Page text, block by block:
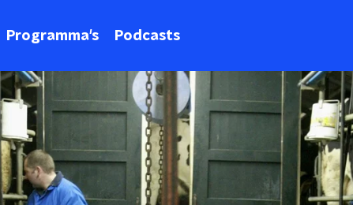
Programma's Podcasts